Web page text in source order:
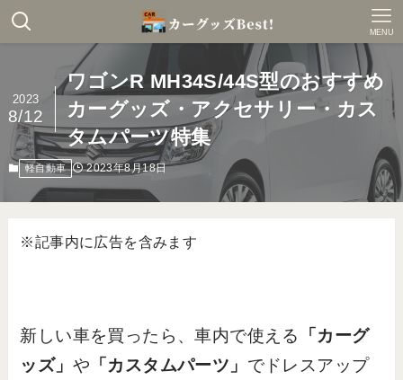
MENU
ワゴンR MH34S/44S型のおすすめ
カーグッズ・アクセサリー・カス
タムパーツ特集
2023
8/12
軽自動車 2023年8月18日
※記事内に広告を含みます
新しい車を買ったら、車内で使える
「カーグ
ッズ」 や 「カスタムパーツ」 でドレスアップ